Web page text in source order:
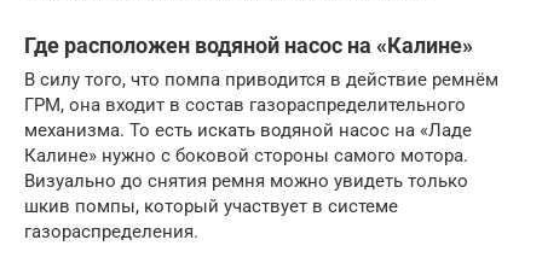
Где расположен водяной насос на «Калине»
В силу того, что помпа приводится в действие ремнём
ГРМ, она входит в состав газораспределительного
механизма. То есть искать водяной насос на «Ладе
Калине» нужно с боковой стороны самого мотора.
Визуально до снятия ремня можно увидеть только
шкив помпы, который участвует в системе
газораспределения.